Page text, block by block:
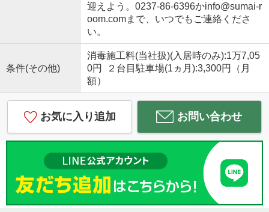
迎えよう。0237-86-6396かinfo@sumai-r
oom.comまで、いつでもご連絡くださ
い。
条件(その他)
消毒施工料(当社扱)(入居時のみ):1万7,05
0円 ２台目駐車場(1ヵ月):3,300円（月
額）
お気に入り追加 お問い合わせ